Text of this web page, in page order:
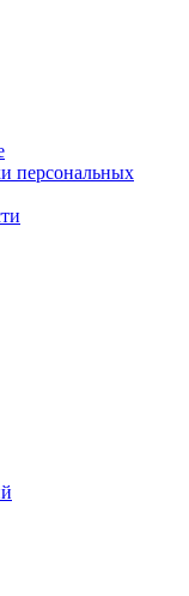
персональных